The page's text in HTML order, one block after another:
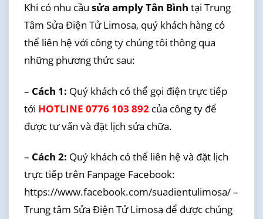
Khi có nhu cầu sửa amply Tân Bình tại Trung
Tâm Sửa Điện Tử Limosa, quý khách hàng có
thể liên hệ với công ty chúng tôi thông qua
những phương thức sau:
– Cách 1: Quý khách có thể gọi điện trực tiếp
tới HOTLINE 0776 103 892của công ty để
được tư vấn và đặt lịch sửa chữa.
– Cách 2: Quý khách có thể liên hệ và đặt lịch
trực tiếp trên Fanpage Facebook:
https://www.facebook.com/suadientulimosa/ –
Trung tâm Sửa Điện Tử Limosa để được chúng